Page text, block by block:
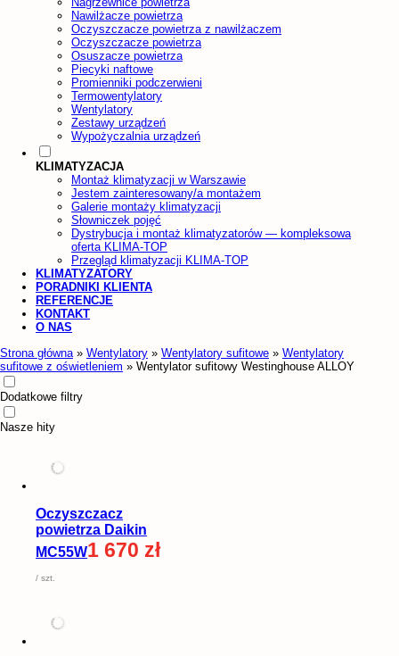
Nawilżacze powietrza
Oczyszczacze powietrza z nawilżaczem
Oczyszczacze powietrza
Osuszacze powietrza
Piecyki naftowe
Promienniki podczerwieni
Termowentylatory
Wentylatory
Zestawy urządzeń
Wypożyczalnia urządzeń
KLIMATYZACJA
Montaż klimatyzacji w Warszawie
Jestem zainteresowany/a montażem
Galerie montaży klimatyzacji
Słowniczek pojęć
Dystrybucja i montaż klimatyzatorów — kompleksowa
oferta KLIMA-TOP
Przegląd klimatyzacji KLIMA-TOP
KLIMATYZATORY
PORADNIKI KLIENTA
REFERENCJE
KONTAKT
O NAS
Strona główna » Wentylatory » Wentylatory sufitowe » Wentylatory
sufitowe z oświetleniem » Wentylator sufitowy Westinghouse ALLOY
Dodatkowe filtry
Nasze hity
Oczyszczacz
powietrza Daikin
MC55W1 670 zł
/ szt.